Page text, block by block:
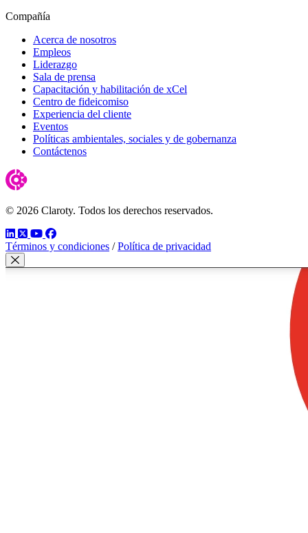
Compañía
Acerca de nosotros
Empleos
Liderazgo
Sala de prensa
Capacitación y habilitación de xCel
Centro de fideicomiso
Experiencia del cliente
Eventos
Políticas ambientales, sociales y de gobernanza
Contáctenos
© 2026 Claroty. Todos los derechos reservados.
LinkedIn
TwitterYouTube
Facebook
Términos y condiciones / Política de privacidad
Cerrar modal